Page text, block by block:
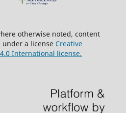
otherwise noted, content
a license Creative
International license.